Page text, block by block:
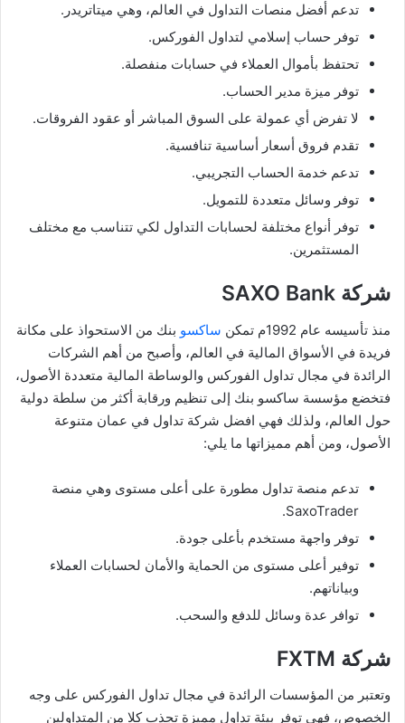
تدعم أفضل منصات التداول في العالم، وهي ميتاتريدر.
توفر حساب إسلامي لتداول الفوركس.
تحتفظ بأموال العملاء في حسابات منفصلة.
توفر ميزة مدير الحساب.
لا تفرض أي عمولة على السوق المباشر أو عقود الفروقات.
تقدم فروق أسعار أساسية تنافسية.
تدعم خدمة الحساب التجريبي.
توفر وسائل متعددة للتمويل.
توفر أنواع مختلفة لحسابات التداول لكي تتناسب مع مختلف
المستثمرين.
شركة SAXO Bank
منذ تأسيسه عام 1992م تمكن ساكسو بنك من الاستحواذ على مكانة
فريدة في الأسواق المالية في العالم، وأصبح من أهم الشركات
الرائدة في مجال تداول الفوركس والوساطة المالية متعددة الأصول،
فتخضع مؤسسة ساكسو بنك إلى تنظيم ورقابة أكثر من سلطة دولية
حول العالم، ولذلك فهي افضل شركة تداول في عمان متنوعة
الأصول، ومن أهم مميزاتها ما يلي:
تدعم منصة تداول مطورة على أعلى مستوى وهي منصة
SaxoTrader.
توفر واجهة مستخدم بأعلى جودة.
توفير أعلى مستوى من الحماية والأمان لحسابات العملاء
وبياناتهم.
توافر عدة وسائل للدفع والسحب.
شركة FXTM
وتعتبر من المؤسسات الرائدة في مجال تداول الفوركس على وجه
الخصوص، فهي توفر بيئة تداول مميزة تجذب كلا من المتداولين